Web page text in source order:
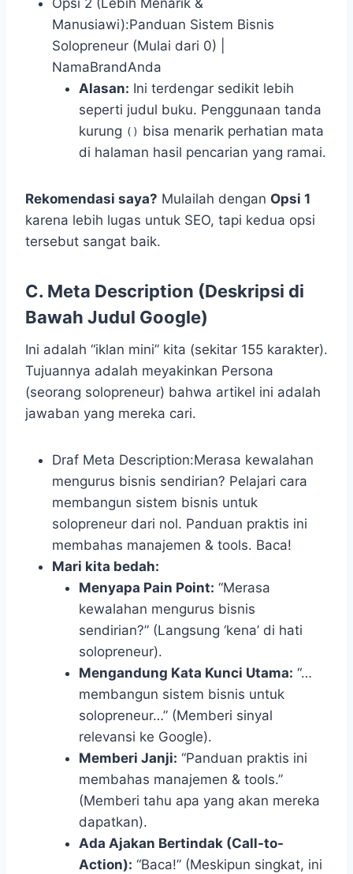
Opsi 2 (Lebih Menarik &
Manusiawi):Panduan Sistem Bisnis
Solopreneur (Mulai dari 0) |
NamaBrandAnda
Alasan: Ini terdengar sedikit lebih
seperti judul buku. Penggunaan tanda
kurung () bisa menarik perhatian mata
di halaman hasil pencarian yang ramai.
Rekomendasi saya? Mulailah dengan Opsi 1
karena lebih lugas untuk SEO, tapi kedua opsi
tersebut sangat baik.
C. Meta Description (Deskripsi di
Bawah Judul Google)
Ini adalah “iklan mini” kita (sekitar 155 karakter).
Tujuannya adalah meyakinkan Persona
(seorang solopreneur) bahwa artikel ini adalah
jawaban yang mereka cari.
Draf Meta Description:Merasa kewalahan
mengurus bisnis sendirian? Pelajari cara
membangun sistem bisnis untuk
solopreneur dari nol. Panduan praktis ini
membahas manajemen & tools. Baca!
Mari kita bedah:
Menyapa Pain Point: “Merasa
kewalahan mengurus bisnis
sendirian?” (Langsung ‘kena’ di hati
solopreneur).
Mengandung Kata Kunci Utama: “…
membangun sistem bisnis untuk
solopreneur…” (Memberi sinyal
relevansi ke Google).
Memberi Janji: “Panduan praktis ini
membahas manajemen & tools.”
(Memberi tahu apa yang akan mereka
dapatkan).
Ada Ajakan Bertindak (Call-to-
Action): “Baca!” (Meskipun singkat, ini